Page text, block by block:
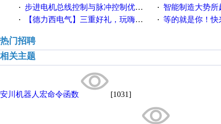
· 步进电机总线控制与脉冲控制优缺点 · 智能制造大势所趋
· 【德力西电气】三重好礼，玩嗨夏日！ · 等的就是你！快来
热门招聘
相关主题
安川机器人宏命令函数 [1031]